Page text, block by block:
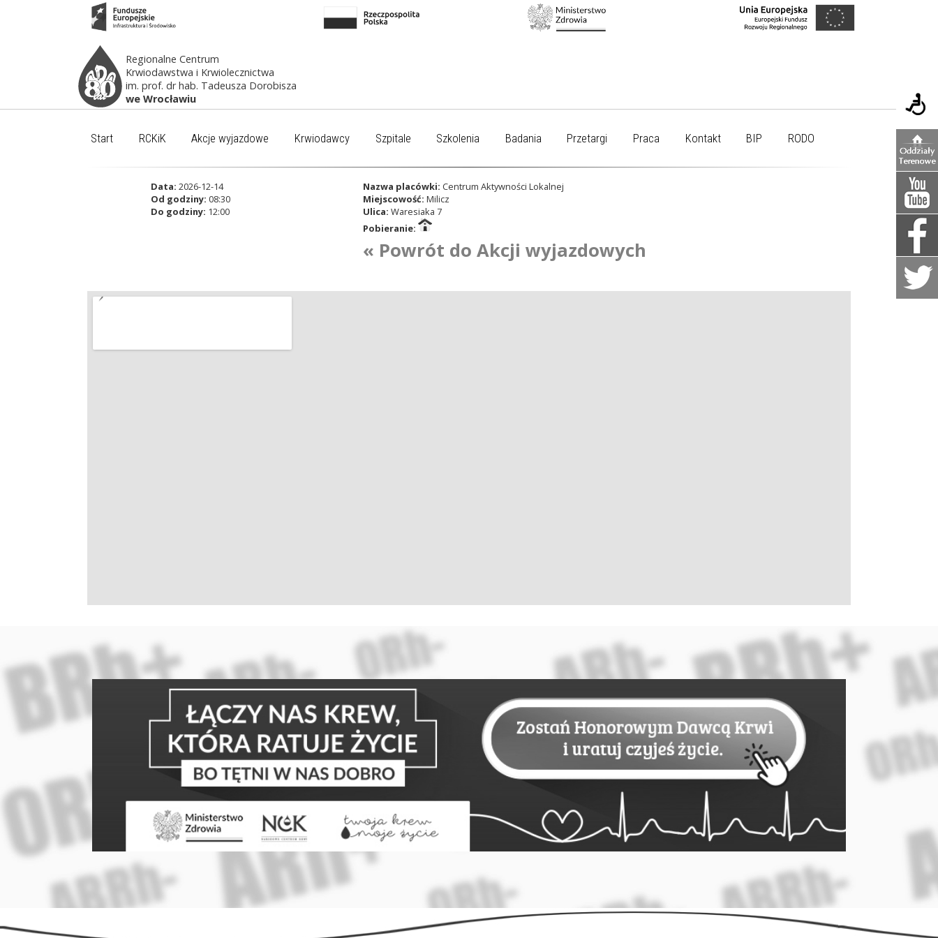
Regionalne Centrum
Krwiodawstwa i Krwiolecznictwa
im. prof. dr hab. Tadeusza Dorobisza
we Wrocławiu
Start RCKiK Akcje wyjazdowe Krwiodawcy Szpitale Szkolenia Badania Przetargi Praca Kontakt BIP RODO
Data: 2026-12-14
Od godziny: 08:30
Do godziny: 12:00
Nazwa placówki: Centrum Aktywności Lokalnej
Miejscowość: Milicz
Ulica: Waresiaka 7
Pobieranie:
« Powrót do Akcji wyjazdowych